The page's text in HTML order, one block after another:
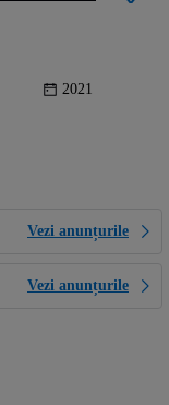
2021
Vezi anunțurile
Vezi anunțurile